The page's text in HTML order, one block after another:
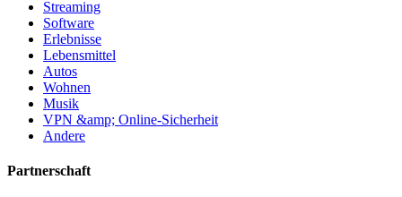
Streaming
Software
Erlebnisse
Lebensmittel
Autos
Wohnen
Musik
VPN &amp; Online-Sicherheit
Andere
Partnerschaft